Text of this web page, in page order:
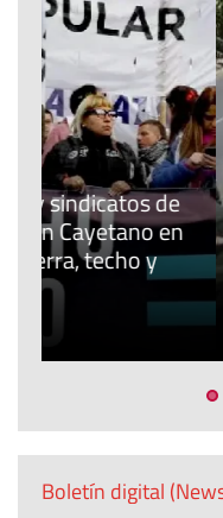
#EstáPasando
Junior
urgente para
migrantes en
Sonia B. Jiménez
Boletín digital